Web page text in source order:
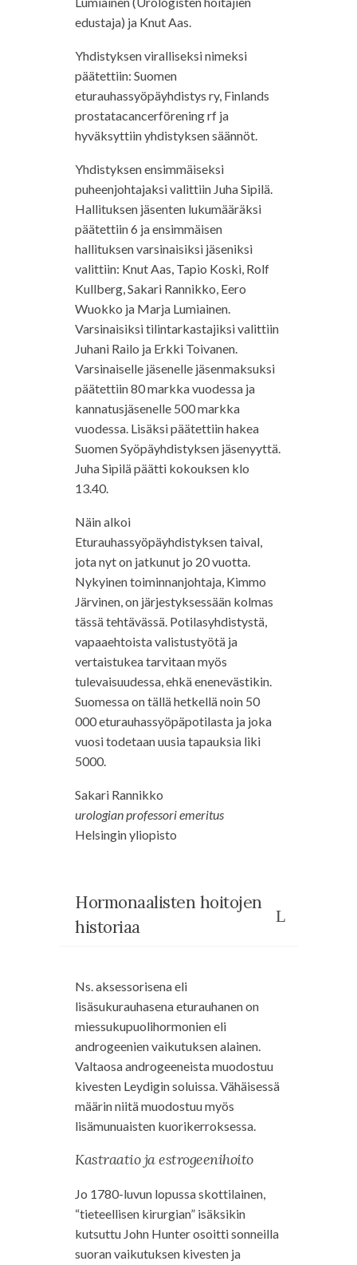
edustaja) ja Knut Aas.
Yhdistyksen viralliseksi nimeksi
päätettiin: Suomen
eturauhassyöpäyhdistys ry, Finlands
prostatacancerförening rf ja
hyväksyttiin yhdistyksen säännöt.
Yhdistyksen ensimmäiseksi
puheenjohtajaksi valittiin Juha Sipilä.
Hallituksen jäsenten lukumääräksi
päätettiin 6 ja ensimmäisen
hallituksen varsinaisiksi jäseniksi
valittiin: Knut Aas, Tapio Koski, Rolf
Kullberg, Sakari Rannikko, Eero
Wuokko ja Marja Lumiainen.
Varsinaisiksi tilintarkastajiksi valittiin
Juhani Railo ja Erkki Toivanen.
Varsinaiselle jäsenelle jäsenmaksuksi
päätettiin 80 markka vuodessa ja
kannatusjäsenelle 500 markka
vuodessa. Lisäksi päätettiin hakea
Suomen Syöpäyhdistyksen jäsenyyttä.
Juha Sipilä päätti kokouksen klo
13.40.
Näin alkoi
Eturauhassyöpäyhdistyksen taival,
jota nyt on jatkunut jo 20 vuotta.
Nykyinen toiminnanjohtaja, Kimmo
Järvinen, on järjestyksessään kolmas
tässä tehtävässä. Potilasyhdistystä,
vapaaehtoista valistustyötä ja
vertaistukea tarvitaan myös
tulevaisuudessa, ehkä enenevästikin.
Suomessa on tällä hetkellä noin 50
000 eturauhassyöpäpotilasta ja joka
vuosi todetaan uusia tapauksia liki
5000.
Sakari Rannikko
urologian professori emeritus
Helsingin yliopisto
Hormonaalisten hoitojen
historiaa
Ns. aksessorisena eli
lisäsukurauhasena eturauhanen on
miessukupuolihormonien eli
androgeenien vaikutuksen alainen.
Valtaosa androgeeneista muodostuu
kivesten Leydigin soluissa. Vähäisessä
määrin niitä muodostuu myös
lisämunuaisten kuorikerroksessa.
Kastraatio ja estrogeenihoito
Jo 1780-luvun lopussa skottilainen,
“tieteellisen kirurgian” isäksikin
kutsuttu John Hunter osoitti sonneilla
suoran vaikutuksen kivesten ja